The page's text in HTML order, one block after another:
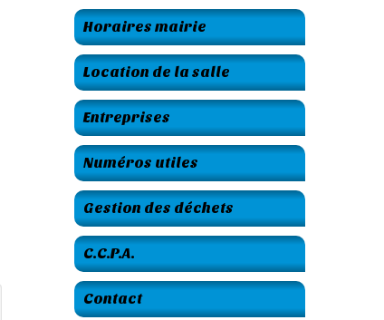
Horaires mairie
Location de la salle
Entreprises
Numéros utiles
Gestion des déchets
C.C.P.A.
Contact